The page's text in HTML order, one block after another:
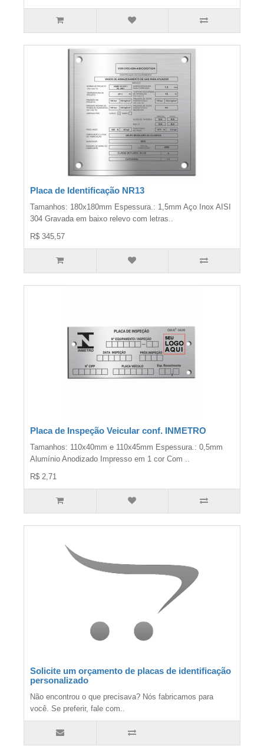
Placa de Identificação NR13
Tamanhos: 180x180mm Espessura.: 1,5mm Aço Inox AISI
304 Gravada em baixo relevo com letras..
R$ 345,57
Placa de Inspeção Veicular conf. INMETRO
Tamanhos: 110x40mm e 110x45mm Espessura.: 0,5mm
Alumínio Anodizado Impresso em 1 cor Com ..
R$ 2,71
Solicite um orçamento de placas de identificação
personalizado
Não encontrou o que precisava? Nós fabricamos para
você. Se preferir, fale com..